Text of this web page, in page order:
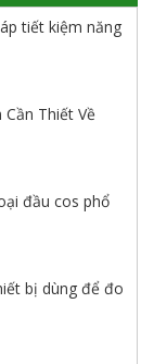
tiết kiệm năng
Thiết Về
đầu cos phổ
bị dùng để đo